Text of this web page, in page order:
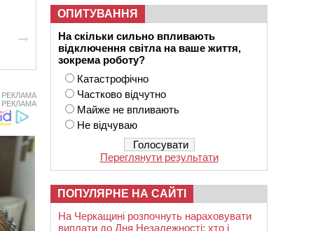
РЕКЛАМА
РЕКЛАМА
ОПИТУВАННЯ
На скільки сильно впливають
відключення світла на ваше життя,
зокрема роботу?
Катастрофічно
Частково відчутно
Майже не впливають
Не відчуваю
Переглянути результати
ПОПУЛЯРНЕ НА САЙТІ
На Черкащині розпочнуть нараховувати
виплати до Дня Незалежності: хто і